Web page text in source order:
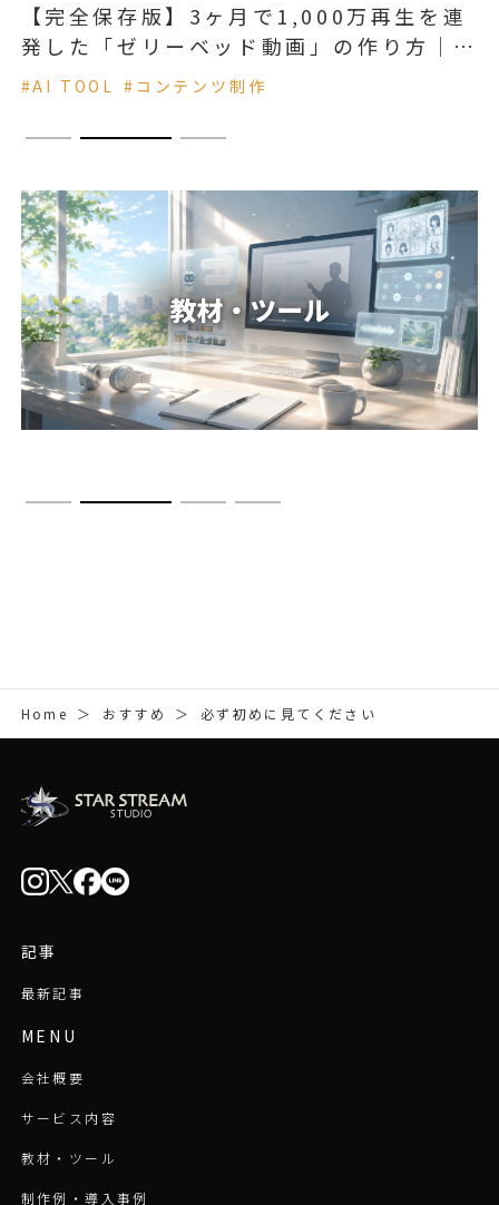
【完全保存版】3ヶ月で1,000万再生を連
発した「ゼリーベッド動画」の作り方｜最
新AI（Gemini × Veo 3.1）活用術
#AI TOOL #コンテンツ制作
Home ＞ おすすめ ＞ 必ず初めに見てください
記事
最新記事
MENU
会社概要
サービス内容
教材・ツール
制作例・導入事例